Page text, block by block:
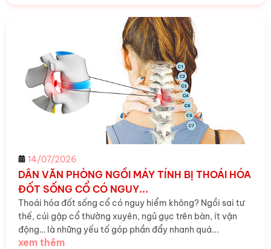
14/07/2026
DÂN VĂN PHÒNG NGỒI MÁY TÍNH BỊ THOÁI HÓA
ĐỐT SỐNG CỔ CÓ NGUY...
Thoái hóa đốt sống cổ có nguy hiểm không? Ngồi sai tư
thế, cúi gập cổ thường xuyên, ngủ gục trên bàn, ít vận
động… là những yếu tố góp phần đẩy nhanh quá...
xem thêm